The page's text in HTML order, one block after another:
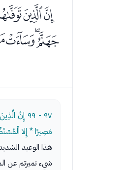
٩٧ - ٩٩
إِنَّ
مَصِيرًا * إِلا
هذا الوعيد
شيء تميزتم عن